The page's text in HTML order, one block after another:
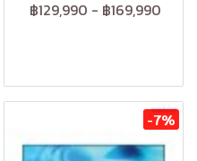
฿129,990 - ฿169,990
-7%